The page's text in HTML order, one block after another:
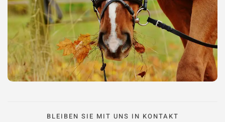
BLEIBEN SIE MIT UNS IN KONTAKT